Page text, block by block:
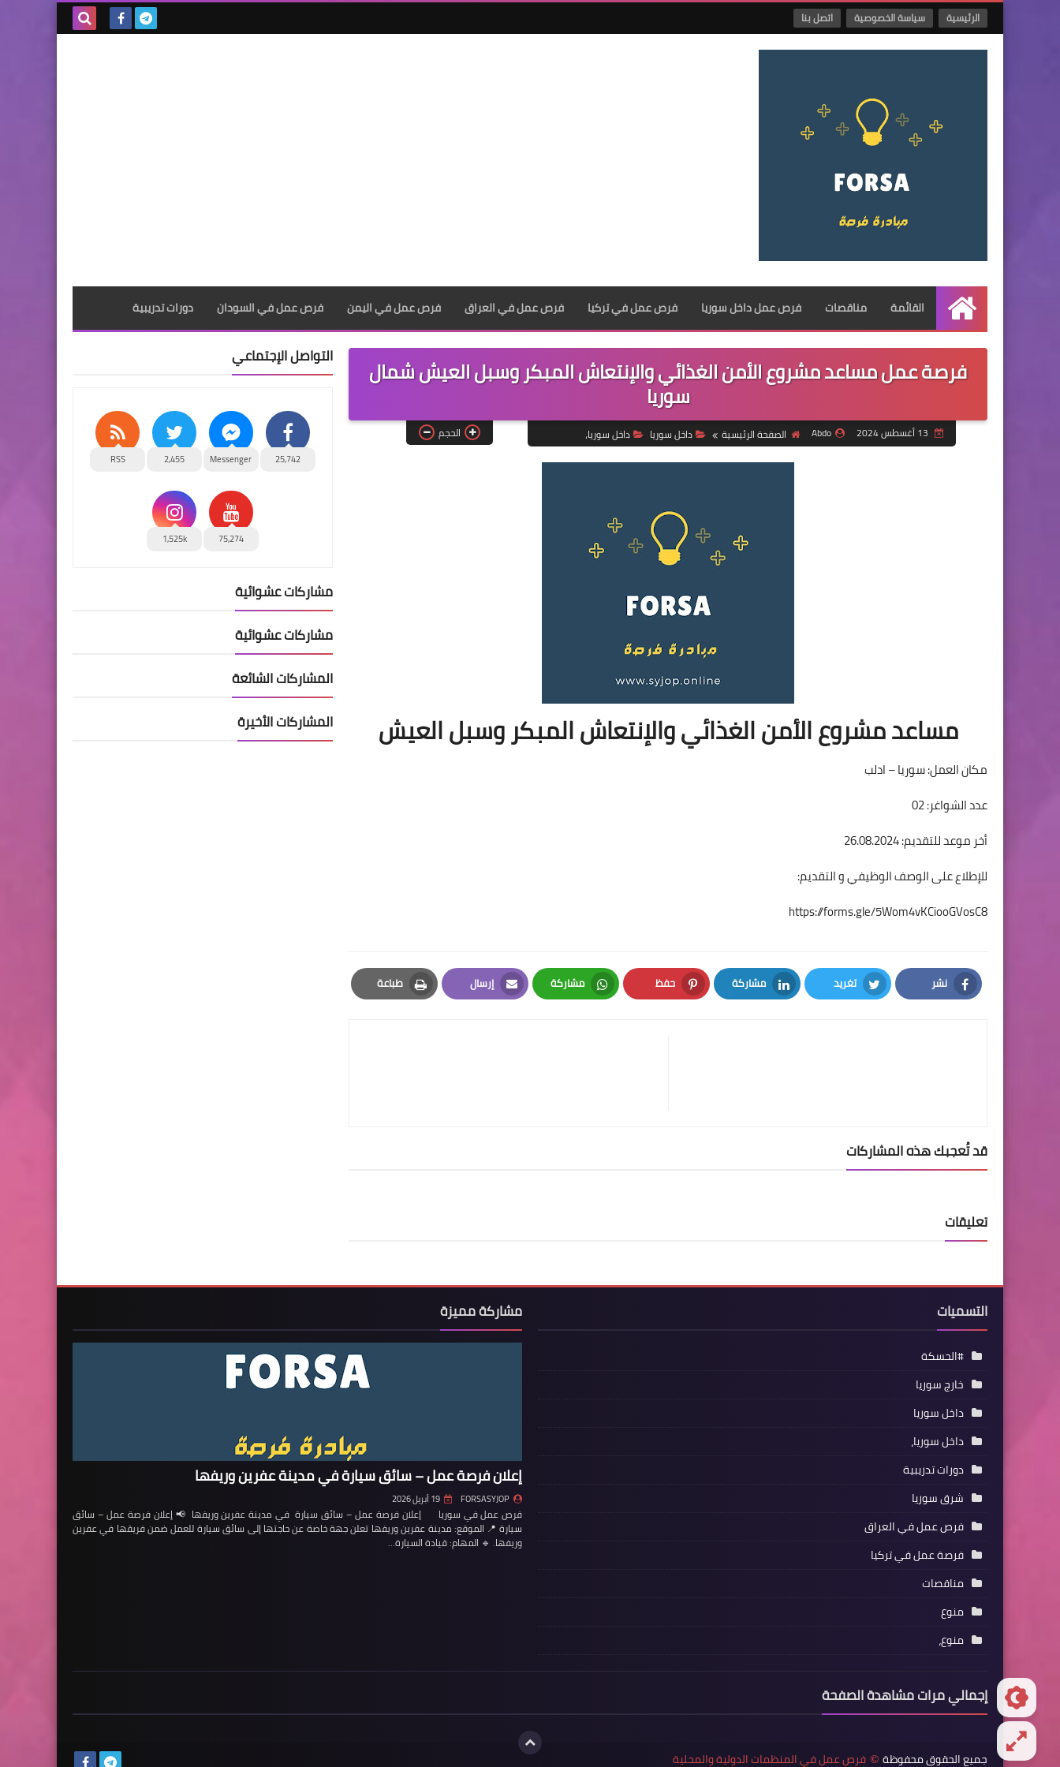
الرئيسية سياسة الخصوصية اتصل بنا
الرئيسية
القائمة مناقصات فرص عمل داخل سوريا فرص عمل في تركيا فرص عمل في العراق فرص عمل في اليمن فرص عمل في السودان دورات تدريبية
فرصة عمل مساعد مشروع الأمن الغذائي والإنتعاش المبكر وسبل العيش شمال
سوريا
Abdo الصفحة الرئيسية داخل سوريا داخل سوريا، الحجم
مساعد مشروع الأمن الغذائي والإنتعاش المبكر وسبل العيش
مكان العمل: سوريا – ادلب
عدد الشواغر: 02
أخر موعد للتقديم: 26.08.2024
للإطلاع على الوصف الوظيفي و التقديم:
https://forms.gle/5Wom4vKCiooGVosC8
نشر
Facebook
تغريد
Twitter
مشاركة
LinkedIn
حفظ
Pinterest
مشاركة
Whatsapp
إرسال
Email
طباعة
Print
قد تُعجبك هذه المشاركات
تعليقات
التواصل الإجتماعي
25,742
Messenger
2,455
RSS
75,274
1,525k
مشاركات عشوائية
مشاركات عشوائية
المشاركات الشائعة
المشاركات الأخيرة
التسميات
#الحسكة
خارج سوريا
داخل سوريا
داخل سوريا،
دورات تدريبية
شرق سوريا
فرص عمل في العراق
فرصة عمل في تركيا
مناقصات
منوع
منوع،
مشاركة مميزة
إعلان فرصة عمل – سائق سيارة في مدينة عفرين وريفها
FORSASYJOP 19 أبريل 2026
فرص عمل في سوريا إعلان فرصة عمل – سائق سيارة في مدينة عفرين وريفها 📢 إعلان فرصة عمل – سائق
سيارة 📍 الموقع: مدينة عفرين وريفها تعلن جهة خاصة عن حاجتها إلى سائق سيارة للعمل ضمن فريقها في عفرين
وريفها. 🔹 المهام: قيادة السيارة…
إجمالي مرات مشاهدة الصفحة
جميع الحقوق محفوظة © فرص عمل في المنظمات الدولية والمحلية